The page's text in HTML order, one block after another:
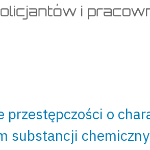
przestępczości o
substancji